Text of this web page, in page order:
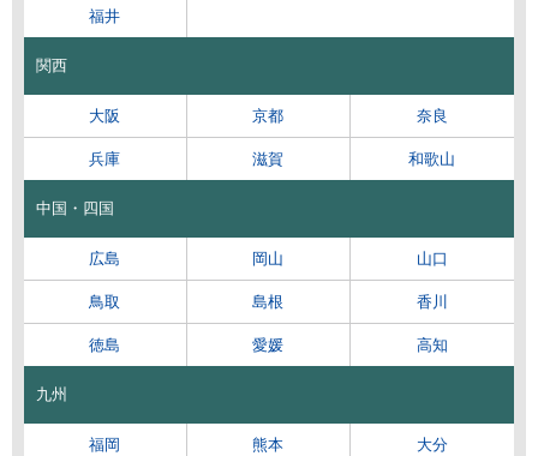
福井
関西
大阪 京都 奈良
兵庫 滋賀 和歌山
中国・四国
広島 岡山 山口
鳥取 島根 香川
徳島 愛媛 高知
九州
福岡 熊本 大分